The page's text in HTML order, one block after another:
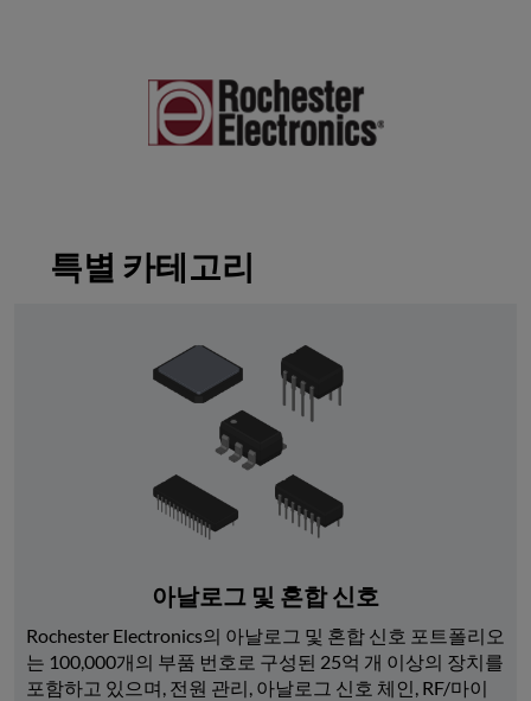
특별 카테고리
아날로그 및 혼합 신호
Rochester Electronics의 아날로그 및 혼합 신호 포트폴리오
는 100,000개의 부품 번호로 구성된 25억 개 이상의 장치를
포함하고 있으며, 전원 관리, 아날로그 신호 체인, RF/마이